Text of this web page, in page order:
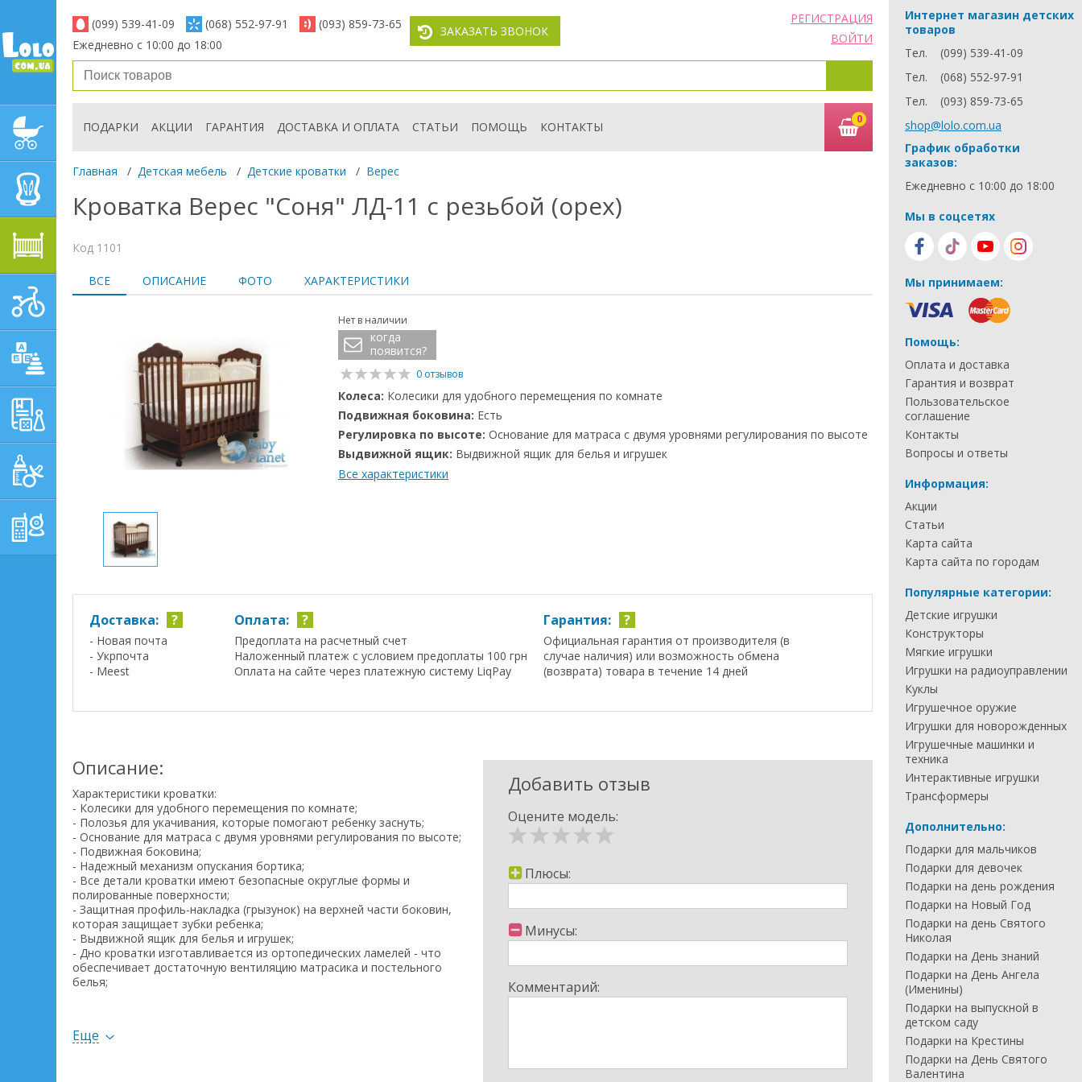
ДЕТСКИЕ КОЛЯСКИ
ДЕТСКАЯ МЕБЕЛЬ
ДЕТСКИЙ СПОРТ И
ДЕТСКИЕ ИГРУШКИ
РАЗВИВАЮЩИЕ ТОВАРЫ
ГИГИЕНА, УХОД И
РОДИТЕЛЕЙ,
ПОСТЕЛЬНЫЕ
ПРИНАДЛЕЖНОСТИ
(099) 539-41-09 (068) 552-97-91
(093) 859-73-65
Ежедневно с 10:00 до 18:00
ЗАКАЗАТЬ ЗВОНОК
РЕГИСТРАЦИЯ
ВОЙТИ
ПОДАРКИ АКЦИИ ГАРАНТИЯ ДОСТАВКА И ОПЛАТА СТАТЬИ ПОМОЩЬ КОНТАКТЫ
0
Главная / Детская мебель / Детские кроватки / Верес
Кроватка Верес "Соня" ЛД-11 с резьбой (орех)
Код 1101
ВСЕ ОПИСАНИЕ ФОТО ХАРАКТЕРИСТИКИ
Нет в наличии
когда
появится?
0 отзывов
Колеса: Колесики для удобного перемещения по комнате
Подвижная боковина: Есть
Регулировка по высоте: Основание для матраса с двумя уровнями регулирования по высоте
Выдвижной ящик: Выдвижной ящик для белья и игрушек
Все характеристики
Доставка: ?
- Новая почта
- Укрпочта
- Meest
Оплата: ?
Предоплата на расчетный счет
Наложенный платеж с условием предоплаты 100 грн
Оплата на сайте через платежную систему LiqPay
Гарантия: ?
Официальная гарантия от производителя (в
случае наличия) или возможность обмена
(возврата) товара в течение 14 дней
Описание:
Характеристики кроватки:
- Колесики для удобного перемещения по комнате;
- Полозья для укачивания, которые помогают ребенку заснуть;
- Основание для матраса с двумя уровнями регулирования по высоте;
- Подвижная боковина;
- Надежный механизм опускания бортика;
- Все детали кроватки имеют безопасные округлые формы и
полированные поверхности;
- Защитная профиль-накладка (грызунок) на верхней части боковин,
которая защищает зубки ребенка;
- Выдвижной ящик для белья и игрушек;
- Дно кроватки изготавливается из ортопедических ламелей - что
обеспечивает достаточную вентиляцию матрасика и постельного
белья;
- Изделие соответствует международным требованиям и
Еще
Добавить отзыв
Оцените модель:
Плюсы:
Минусы:
Комментарий:
Интернет магазин детских
товаров
Тел.
(099) 539-41-09
Тел.
(068) 552-97-91
Тел.
(093) 859-73-65
shop@lolo.com.ua
График обработки
заказов:
Ежедневно с 10:00 до 18:00
Мы в соцсетях
Мы принимаем:
Помощь:
Оплата и доставка
Гарантия и возврат
Пользовательское
соглашение
Контакты
Вопросы и ответы
Информация:
Акции
Статьи
Карта сайта
Карта сайта по городам
Популярные категории:
Детские игрушки
Конструкторы
Мягкие игрушки
Игрушки на радиоуправлении
Куклы
Игрушечное оружие
Игрушки для новорожденных
Игрушечные машинки и
техника
Интерактивные игрушки
Трансформеры
Дополнительно:
Подарки для мальчиков
Подарки для девочек
Подарки на день рождения
Подарки на Новый Год
Подарки на день Святого
Николая
Подарки на День знаний
Подарки на День Ангела
(Именины)
Подарки на выпускной в
детском саду
Подарки на Крестины
Подарки на День Святого
Валентина